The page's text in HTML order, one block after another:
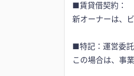
■賃貸借契約：
新オーナーは、
■特記：運営委託
この場合は、事